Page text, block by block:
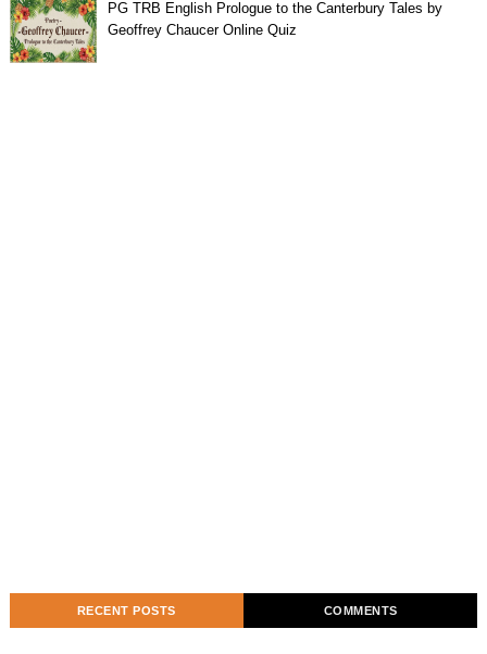
PG TRB English Prologue to the Canterbury Tales by
Geoffrey Chaucer Online Quiz
RECENT POSTS COMMENTS